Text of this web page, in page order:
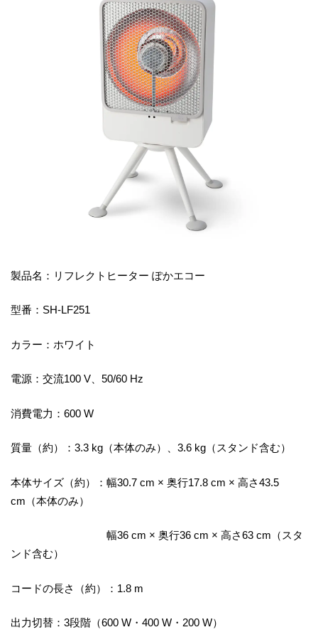
製品名：リフレクトヒーター ぽかエコー
型番：SH-LF251
カラー：ホワイト
電源：交流100 V、50/60 Hz
消費電力：600 W
質量（約）：3.3 kg（本体のみ）、3.6 kg（スタンド含む）
本体サイズ（約）：幅30.7 cm × 奥行17.8 cm × 高さ43.5
cm（本体のみ）
幅36 cm × 奥行36 cm × 高さ63 cm（スタ
ンド含む）
コードの長さ（約）：1.8 m
出力切替：3段階（600 W・400 W・200 W）